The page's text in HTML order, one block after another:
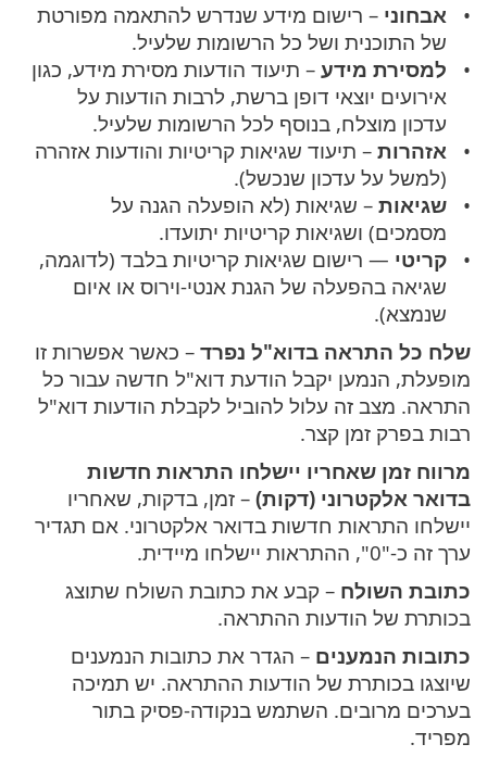
אבחוני – רישום מידע שנדרש להתאמה מפורטת
של התוכנית ושל כל הרשומות שלעיל.
למסירת מידע – תיעוד הודעות מסירת מידע, כגון
אירועים יוצאי דופן ברשת, לרבות הודעות על
עדכון מוצלח, בנוסף לכל הרשומות שלעיל.
אזהרות – תיעוד שגיאות קריטיות והודעות אזהרה
(למשל על עדכון שנכשל).
שגיאות – שגיאות (לא הופעלה הגנה על
מסמכים) ושגיאות קריטיות יתועדו.
קריטי — רישום שגיאות קריטיות בלבד (לדוגמה,
שגיאה בהפעלה של הגנת אנטי-וירוס או איום
שנמצא).
שלח כל התראה בדוא"ל נפרד – כאשר אפשרות זו
מופעלת, הנמען יקבל הודעת דוא"ל חדשה עבור כל
התראה. מצב זה עלול להוביל לקבלת הודעות דוא"ל
רבות בפרק זמן קצר.
מרווח זמן שאחריו יישלחו התראות חדשות
בדואר אלקטרוני (דקות) – זמן, בדקות, שאחריו
יישלחו התראות חדשות בדואר אלקטרוני. אם תגדיר
ערך זה כ-"0", ההתראות יישלחו מיידית.
כתובת השולח – קבע את כתובת השולח שתוצג
בכותרת של הודעות ההתראה.
כתובות הנמענים – הגדר את כתובות הנמענים
שיוצגו בכותרת של הודעות ההתראה. יש תמיכה
בערכים מרובים. השתמש בנקודה-פסיק בתור
מפריד.